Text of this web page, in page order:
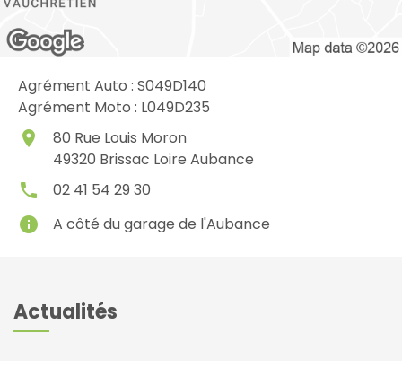
Agrément Auto : S049D140
Agrément Moto : L049D235
place
80 Rue Louis Moron
49320 Brissac Loire Aubance
local_phone 02 41 54 29 30
info A côté du garage de l'Aubance
Actualités